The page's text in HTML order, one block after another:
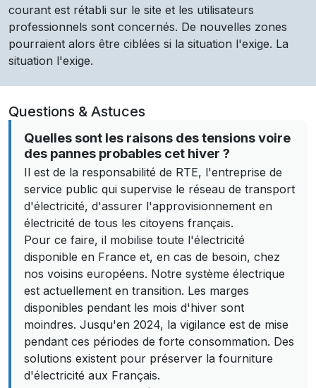
courant est rétabli sur le site et les utilisateurs
professionnels sont concernés. De nouvelles zones
pourraient alors être ciblées si la situation l'exige. La
situation l'exige.
Questions & Astuces
Quelles sont les raisons des tensions voire
des pannes probables cet hiver ?
Il est de la responsabilité de RTE, l'entreprise de
service public qui supervise le réseau de transport
d'électricité, d'assurer l'approvisionnement en
électricité de tous les citoyens français.
Pour ce faire, il mobilise toute l'électricité
disponible en France et, en cas de besoin, chez
nos voisins européens. Notre système électrique
est actuellement en transition. Les marges
disponibles pendant les mois d'hiver sont
moindres. Jusqu'en 2024, la vigilance est de mise
pendant ces périodes de forte consommation. Des
solutions existent pour préserver la fourniture
d'électricité aux Français.